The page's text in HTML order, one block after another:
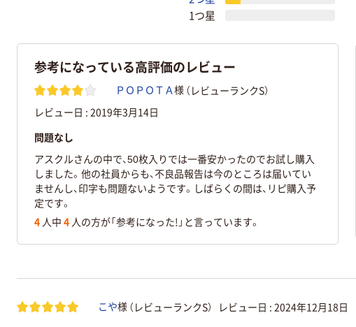
1つ星
参考になっている高評価のレビュー
ＰＯＰＯＴＡ様 （レビューランクS）
レビュー日 : 2019年3月14日
問題なし
アスクルさんの中で、50枚入りでは一番安かったのでお試し購入
しました。他の社員からも、不良品報告は今のところは届いてい
ませんし、印字も問題ないようです。しばらくの間は、リピ購入予
定です。
4 人中 4 人の方が「参考になった!」と言っています。
こや様 （レビューランクS） レビュー日 : 2024年12月18日